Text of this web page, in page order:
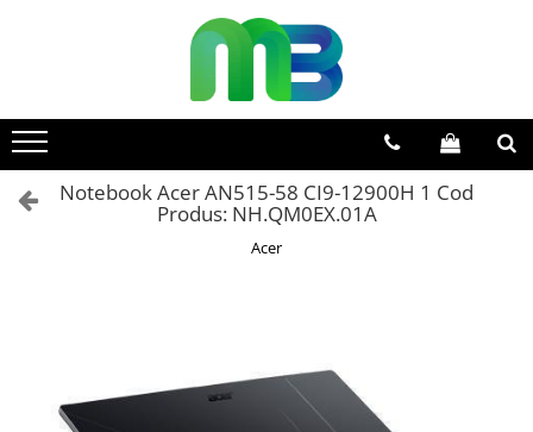
Articole din hartie
Agende si calendare
Hartie color
Registre si cuburi de hartie
Role case de marcat
Notebook Acer AN515-58 CI9-12900H 1 Cod
Produs: NH.QM0EX.01A
Acer